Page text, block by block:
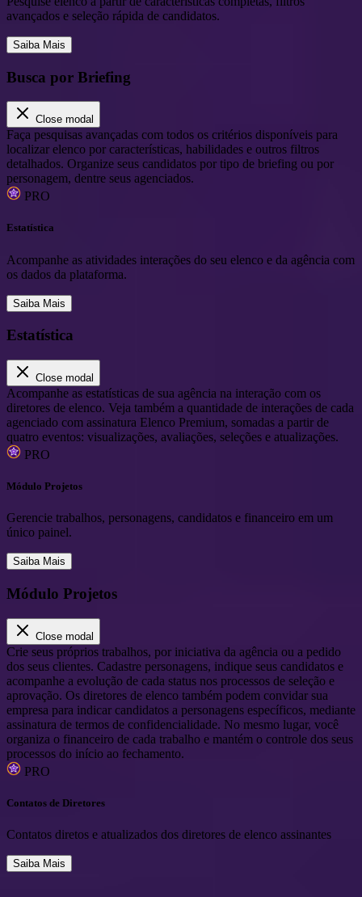
avançados e seleção rápida de candidatos.
Saiba Mais
Busca por Briefing
Close modal
Faça pesquisas avançadas com todos os critérios disponíveis para
localizar elenco por características, habilidades e outros filtros
detalhados. Organize seus candidatos por tipo de briefing ou por
personagem, dentre seus agenciados.
PRO
Estatística
Acompanhe as atividades interações do seu elenco e da agência com
os dados da plataforma.
Saiba Mais
Estatística
Close modal
Acompanhe as estatísticas de sua agência na interação com os
diretores de elenco. Veja também a quantidade de interações de cada
agenciado com assinatura Elenco Premium, somadas a partir de
quatro eventos: visualizações, avaliações, seleções e atualizações.
PRO
Módulo Projetos
Gerencie trabalhos, personagens, candidatos e financeiro em um
único painel.
Saiba Mais
Módulo Projetos
Close modal
Crie seus próprios trabalhos, por iniciativa da agência ou a pedido
dos seus clientes. Cadastre personagens, indique seus candidatos e
acompanhe a evolução de cada status nos processos de seleção e
aprovação. Os diretores de elenco também podem convidar sua
empresa para indicar candidatos a personagens específicos, mediante
assinatura de termos de confidencialidade. No mesmo lugar, você
organiza o financeiro de cada trabalho e mantém o controle dos seus
processos do início ao fechamento.
PRO
Contatos de Diretores
Contatos diretos e atualizados dos diretores de elenco assinantes
Saiba Mais